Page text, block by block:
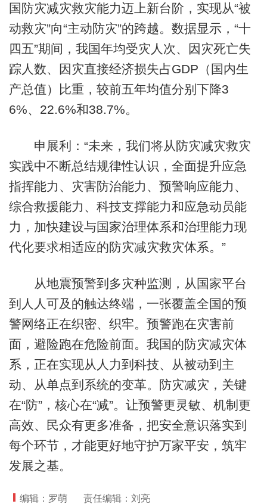
国防灾减灾救灾能力迈上新台阶，实现从“被
动救灾”向“主动防灾”的跨越。数据显示，“十
四五”期间，我国年均受灾人次、因灾死亡失
踪人数、因灾直接经济损失占GDP（国内生
产总值）比重，较前五年均值分别下降3
6%、22.6%和38.7%。
申展利：“未来，我们将从防灾减灾救灾
实践中不断总结规律性认识，全面提升应急
指挥能力、灾害防治能力、预警响应能力、
综合救援能力、科技支撑能力和应急动员能
力，加快建设与国家治理体系和治理能力现
代化要求相适应的防灾减灾救灾体系。”
从地震预警到多灾种监测，从国家平台
到人人可及的触达终端，一张覆盖全国的预
警网络正在织密、织牢。预警跑在灾害前
面，避险跑在危险前面。我国的防灾减灾体
系，正在实现从人力到科技、从被动到主
动、从单点到系统的变革。防灾减灾，关键
在“防”，核心在“减”。让预警更灵敏、机制更
高效、民众有更多准备，把安全意识落实到
每个环节，才能更好地守护万家平安，筑牢
发展之基。
编辑：罗萌 责任编辑：刘亮